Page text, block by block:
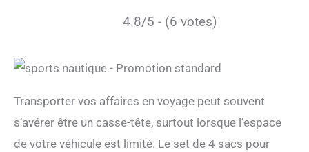
4.8/5 - (6 votes)
Transporter vos affaires en voyage peut souvent
s’avérer être un casse-tête, surtout lorsque l’espace
de votre véhicule est limité. Le set de 4 sacs pour